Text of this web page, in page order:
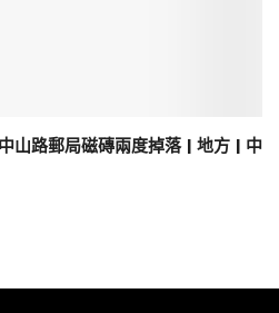
山路郵局磁磚兩度掉落 | 地方 | 中